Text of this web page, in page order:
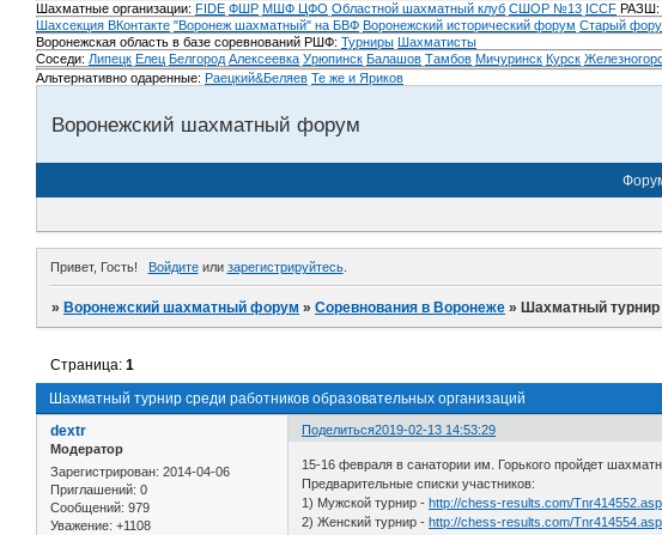
Шахматные организации: FIDE ФШР МШФ ЦФО Областной шахматный клуб СШОР №13 ICCF РАЗШ:
Шахсекция ВКонтакте "Воронеж шахматный" на БВФ Воронежский исторический форум Cтарый
Воронежская область в базе соревнований РШФ: Турниры Шахматисты
Соседи: Липецк Елец Белгород Алексеевка Урюпинск Балашов Тамбов Мичуринск Курск
Альтернативно одаренные: Раецкий&Беляев Те же и Яриков
Воронежский шахматный форум
Привет, Гость! Войдитеили зарегистрируйтесь.
»Воронежский шахматный форум »Соревнования в Воронеже »Шахматный турнир
Шахматный турнир среди работников образовательных организаций
Страница:1
Поделиться2019-02-13 14:53:29
dextr
Модератор
Зарегистрирован: 2014-04-06
Приглашений: 0
Сообщений: 979
Уважение: +1108
15-16 февраля в санатории им. Горького пройдет
Предварительные списки участников:
1) Мужской турнир - http://chess-results.com/
2) Женский турнир - http://chess-results.com/